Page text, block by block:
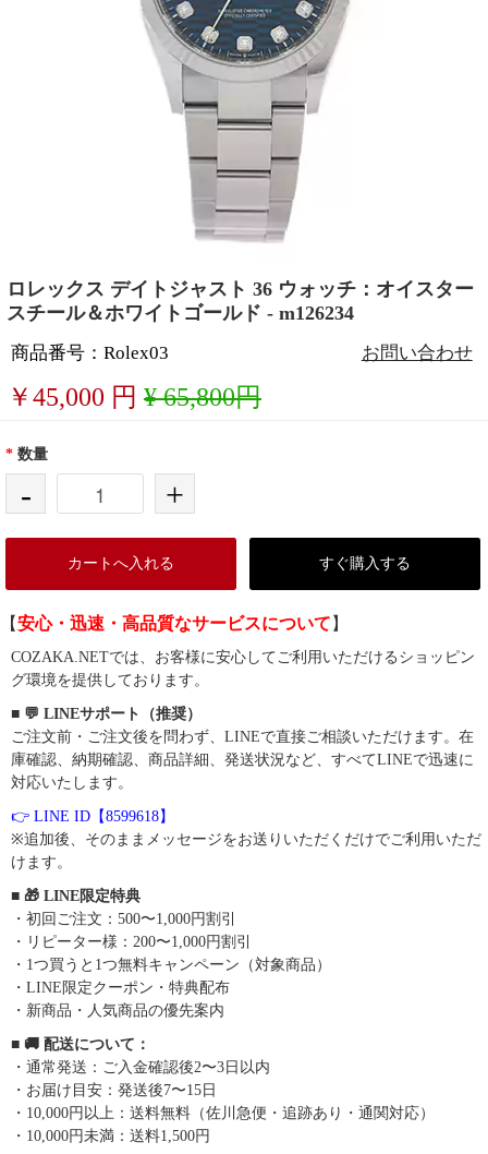
ロレックス デイトジャスト 36 ウォッチ：オイスター
スチール＆ホワイトゴールド - m126234
商品番号：Rolex03 お問い合わせ
￥45,000 円 ¥ 65,800円
* 数量
- +
カートへ入れる すぐ購入する
【安心・迅速・高品質なサービスについて 】
COZAKA.NETでは、お客様に安心してご利用いただけるショッピン
グ環境を提供しております。
■ 💬 LINEサポート（推奨）
ご注文前・ご注文後を問わず、LINEで直接ご相談いただけます。在
庫確認、納期確認、商品詳細、発送状況など、すべてLINEで迅速に
対応いたします。
👉 LINE ID【8599618】
※追加後、そのままメッセージをお送りいただくだけでご利用いただ
けます。
■ 🎁 LINE限定特典
・初回ご注文：500〜1,000円割引
・リピーター様：200〜1,000円割引
・1つ買うと1つ無料キャンペーン（対象商品）
・LINE限定クーポン・特典配布
・新商品・人気商品の優先案内
■ 🚚 配送について：
・通常発送：ご入金確認後2〜3日以内
・お届け目安：発送後7〜15日
・10,000円以上：送料無料（佐川急便・追跡あり・通関対応）
・10,000円未満：送料1,500円